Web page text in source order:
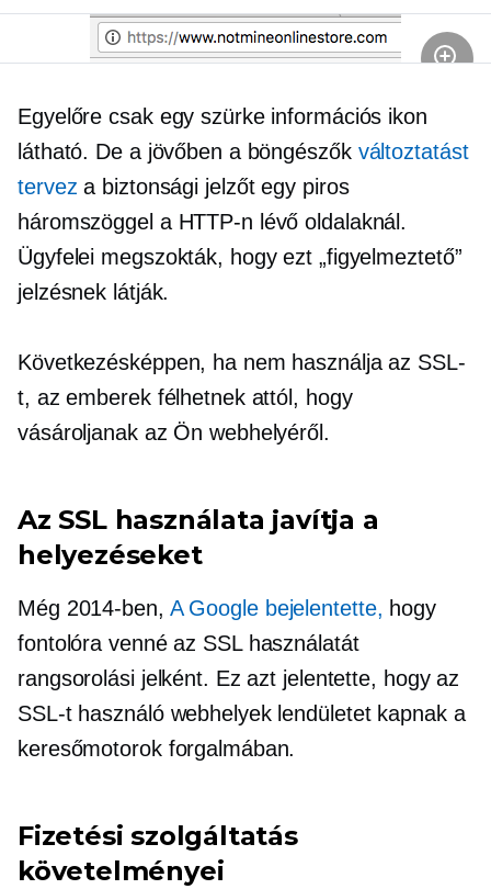
Egyelőre csak egy szürke információs ikon
látható. De a jövőben a böngészők változtatást
terveza biztonsági jelzőt egy piros
háromszöggel a HTTP-n lévő oldalaknál.
Ügyfelei megszokták, hogy ezt „figyelmeztető”
jelzésnek látják.
Következésképpen, ha nem használja az SSL-
t, az emberek félhetnek attól, hogy
vásároljanak az Ön webhelyéről.
Az SSL használata javítja a
helyezéseket
Még 2014-ben, A Google bejelentette, hogy
fontolóra venné az SSL használatát
rangsorolási jelként. Ez azt jelentette, hogy az
SSL-t használó webhelyek lendületet kapnak a
keresőmotorok forgalmában.
Fizetési szolgáltatás
követelményei